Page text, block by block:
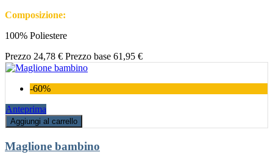
Composizione:
100% Poliestere
Prezzo 24,78 € Prezzo base 61,95 €
-60%
Anteprima
Aggiungi al carrello
Maglione bambino